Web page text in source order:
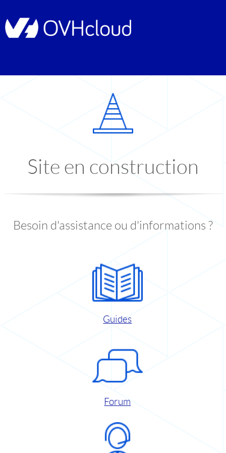
Site en construction
Besoin d'assistance ou d'informations ?
Guides
Forum